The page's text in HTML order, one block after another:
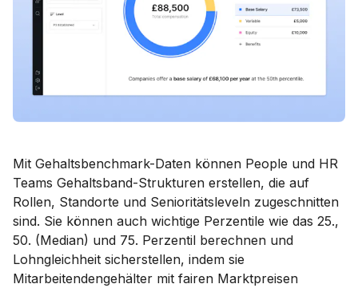
Mit Gehaltsbenchmark-Daten können People und HR
Teams Gehaltsband-Strukturen erstellen, die auf
Rollen, Standorte und Senioritätsleveln zugeschnitten
sind. Sie können auch wichtige Perzentile wie das 25.,
50. (Median) und 75. Perzentil berechnen und
Lohngleichheit sicherstellen, indem sie
Mitarbeitendengehälter mit fairen Marktpreisen